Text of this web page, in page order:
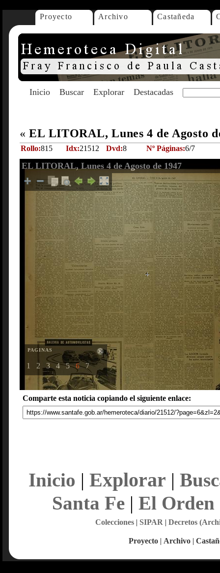
Proyecto Archivo Castañeda
Inicio Buscar Explorar Destacadas
« EL LITORAL, Lunes 4 de Agosto
Rollo:815 Idx:21512 Dvd:8 Nº Páginas:6/7
EL LITORAL, Lunes 4 de Agosto de 1947
PAGINAS
1 2 3 4 5 6 7
Comparte esta noticia copiando el siguiente enlace:
Inicio | Explorar |
Santa Fe| El Orden
Colecciones| SIPAR | Decretos
Proyecto | Archivo |